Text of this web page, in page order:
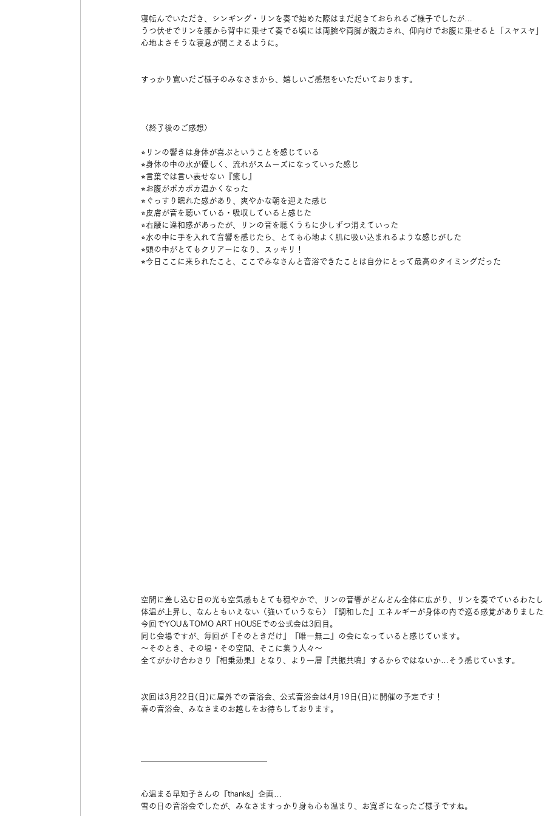
寝転んでいただき、シンギング・リンを奏で始めた際はまだ起きておられるご様子でしたが…
うつ伏せでリンを腰から背中に乗せて奏でる頃には両腕や両脚が脱力され、仰向けでお腹に乗せると「スヤスヤ
心地よさそうな寝息が聞こえるように。
すっかり寛いだご様子のみなさまから、嬉しいご感想をいただいております。
〈終了後のご感想〉
⭐︎リンの響きは身体が喜ぶということを感じている
⭐︎身体の中の水が優しく、流れがスムーズになっていった感じ
⭐︎言葉では言い表せない『癒し』
⭐︎お腹がポカポカ温かくなった
⭐︎ぐっすり眠れた感があり、爽やかな朝を迎えた感じ
⭐︎皮膚が音を聴いている・吸収していると感じた
⭐︎右腰に違和感があったが、リンの音を聴くうちに少しずつ消えていった
⭐︎水の中に手を入れて音響を感じたら、とても心地よく肌に吸い込まれるような感じがした
⭐︎頭の中がとてもクリアーになり、スッキリ！
⭐︎今日ここに来られたこと、ここでみなさんと音浴できたことは自分にとって最高のタイミングだった
空間に差し込む日の光も空気感もとても穏やかで、リンの音響がどんどん全体に広がり、リンを奏でているわた
体温が上昇し、なんともいえない（強いていうなら）『調和した』エネルギーが身体の内で巡る感覚がありまし
今回でYOU＆TOMO ART HOUSEでの公式会は3回目。
同じ会場ですが、毎回が『そのときだけ』『唯一無二』の会になっていると感じています。
〜そのとき、その場・その空間、そこに集う人々〜
全てがかけ合わさり『相乗効果』となり、より一層『共振共鳴』するからではないか…そう感じています。
次回は3月22日(日)に屋外での音浴会、公式音浴会は4月19日(日)に開催の予定です！
春の音浴会、みなさまのお越しをお待ちしております。
心温まる早知子さんの『thanks』企画…
雪の日の音浴会でしたが、みなさますっかり身も心も温まり、お寛ぎになったご様子ですね。